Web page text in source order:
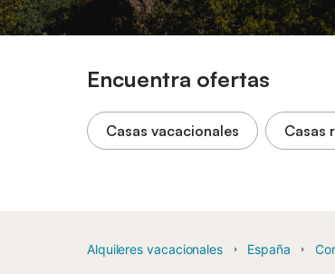
Encuentra ofertas
Casas vacacionales Casas
Alquileres vacacionales España